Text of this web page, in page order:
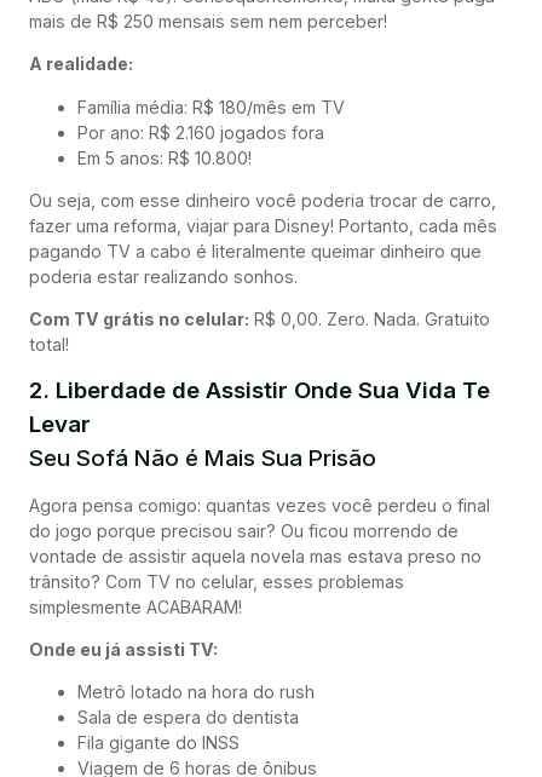
mais de R$ 250 mensais sem nem perceber!
A realidade:
Família média: R$ 180/mês em TV
Por ano: R$ 2.160 jogados fora
Em 5 anos: R$ 10.800!
Ou seja, com esse dinheiro você poderia trocar de carro,
fazer uma reforma, viajar para Disney! Portanto, cada mês
pagando TV a cabo é literalmente queimar dinheiro que
poderia estar realizando sonhos.
Com TV grátis no celular: R$ 0,00. Zero. Nada. Gratuito
total!
2. Liberdade de Assistir Onde Sua Vida Te
Levar
Seu Sofá Não é Mais Sua Prisão
Agora pensa comigo: quantas vezes você perdeu o final
do jogo porque precisou sair? Ou ficou morrendo de
vontade de assistir aquela novela mas estava preso no
trânsito? Com TV no celular, esses problemas
simplesmente ACABARAM!
Onde eu já assisti TV:
Metrô lotado na hora do rush
Sala de espera do dentista
Fila gigante do INSS
Viagem de 6 horas de ônibus